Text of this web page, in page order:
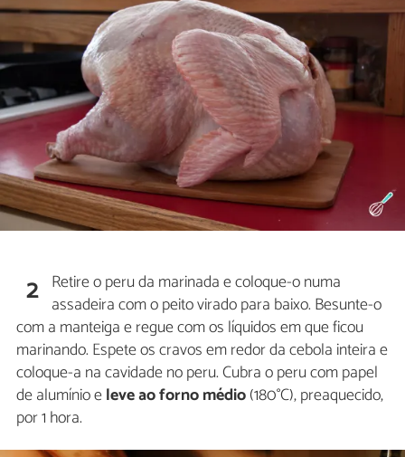
2 Retire o peru da marinada e coloque-o numa
assadeira com o peito virado para baixo. Besunte-o
com a manteiga e regue com os líquidos em que ficou
marinando. Espete os cravos em redor da cebola inteira e
coloque-a na cavidade no peru. Cubra o peru com papel
de alumínio eleve ao forno médio(180°C), preaquecido,
por 1 hora.